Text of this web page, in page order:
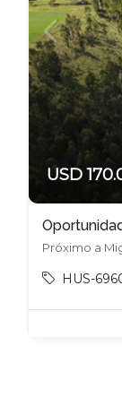
USD
Próximo a
HUS-